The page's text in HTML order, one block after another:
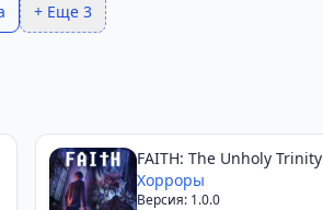
+ Еще 3
FAITH: The Unholy Trinity
Хорроры
Версия: 1.0.0